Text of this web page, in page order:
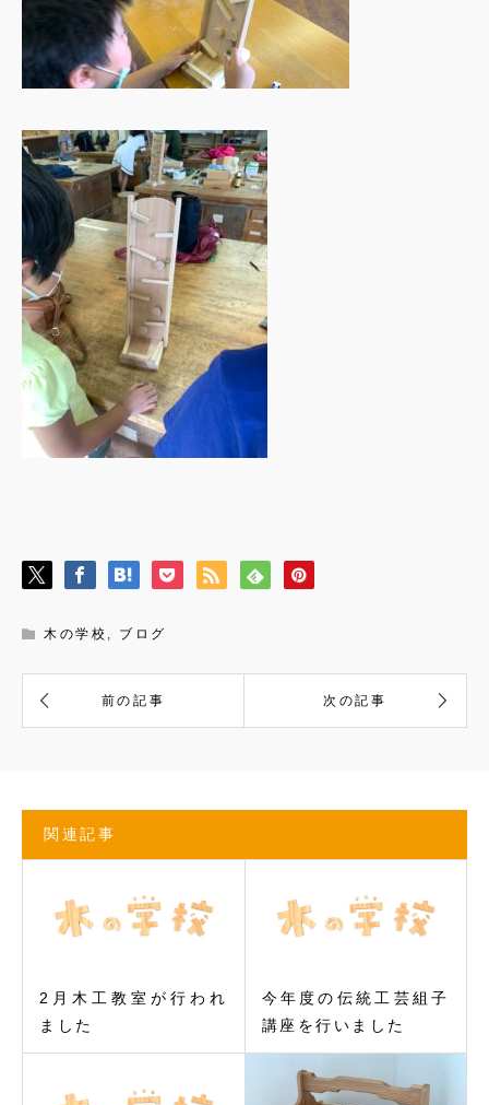
木の学校 , ブログ
関連記事
2月木工教室が行われ
ました
今年度の伝統工芸組子
講座を行いました